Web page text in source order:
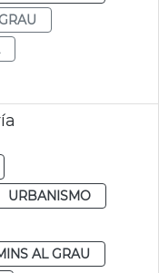
URBANISMO
AL GRAU